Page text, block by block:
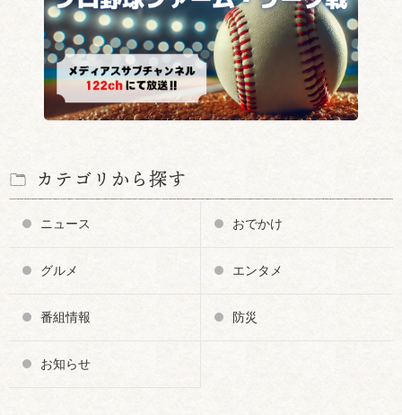
カテゴリから探す
ニュース おでかけ
グルメ エンタメ
番組情報 防災
お知らせ